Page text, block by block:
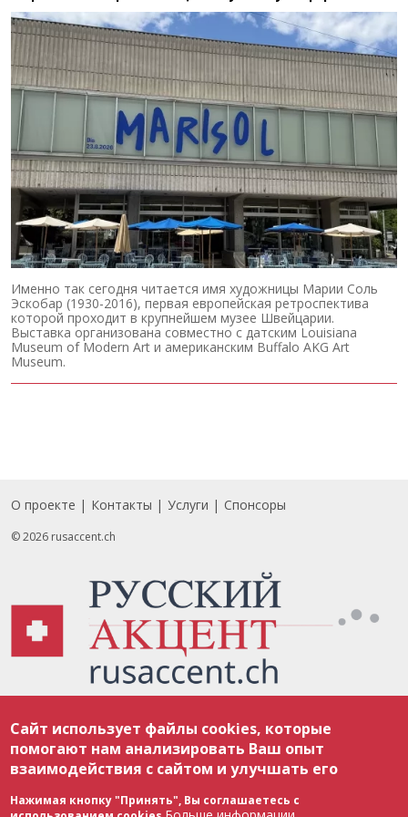
Именно так сегодня читается имя художницы Марии Соль
Эскобар (1930-2016), первая европейская ретроспектива
которой проходит в крупнейшем музее Швейцарии.
Выставка организована совместно с датским Louisiana
Museum of Modern Art и американским Buffalo AKG Art
Museum.
Footer
О проекте Контакты Услуги Спонсоры
© 2026 rusaccent.ch
соответствии с законодательством Швейцарии об авторском праве и
международными соглашениями. Полное или частичное использование
материалов возможно только с разрешения редакции. В случае полного
или частичного воспроизведения материалов сайта rusaccent.ch,
ОБЯЗАТЕЛЬНА АКТИВНАЯ ГИПЕРССЫЛКА на конкретный заимствованный
текст. Фотоизображения, размещенные редакцией rusaccent.ch, являются
ее исключительной собственностью. Полное или частичное
Сайт использует файлы cookies, которые
помогают нам анализировать Ваш опыт
взаимодействия с сайтом и улучшать его
Нажимая кнопку "Принять", Вы соглашаетесь с